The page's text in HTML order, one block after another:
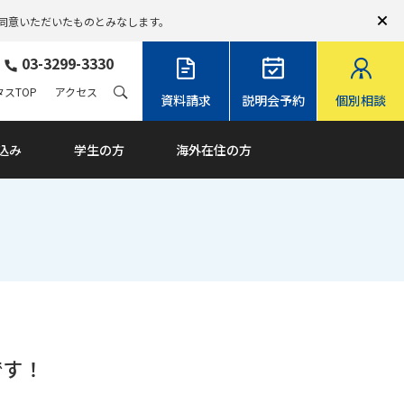
意いただいたものとみなします。
資料請求 説明会予約 個別相談
03-3299-3330
み 学生の方 海外在住の方
スTOP アクセス
！